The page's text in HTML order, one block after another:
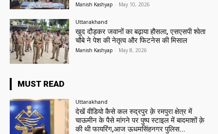
Manish Kashyap - May 10, 2026
Uttarakhand
खुद दौड़कर जवानों का बढ़ाया हौसला, एसएसपी श्वेता
चौबे ने पेश की नेतृत्व और फिटनेस की मिसाल
Manish Kashyap - May 8, 2026
MUST READ
Uttarakhand
देखें वीडियो कैसे कल रुद्रपुर क़े रमपुरा क्षेत्र में
चाऊमीन के पैसे मांगने पर पुष्प स्टाइल में बादमाशों क़े
की थी फायरिंग,आज ऊधमसिंहनगर पुलिस...